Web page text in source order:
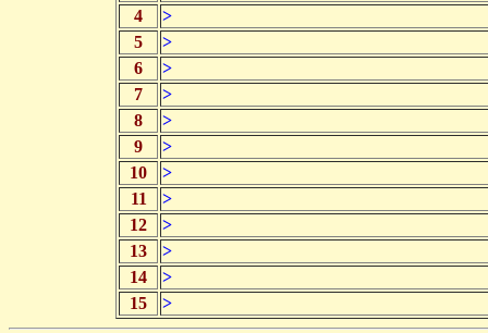
4
>
5
>
6
>
7
>
8
>
9
>
10
>
11
>
12
>
13
>
14
>
15
>